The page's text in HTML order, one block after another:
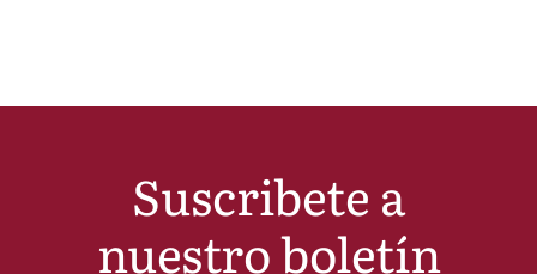
Hazte Socio
ContactarSuscribete a
nuestro boletín